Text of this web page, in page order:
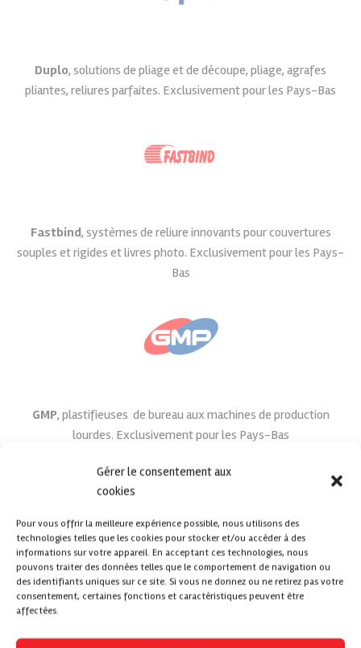
Gérer le consentement aux
cookies
Pour vous offrir la meilleure expérience possible, nous utilisons des
technologies telles que les cookies pour stocker et/ou accéder à des
informations sur votre appareil. En acceptant ces technologies, nous
pouvons traiter des données telles que le comportement de navigation ou
des identifiants uniques sur ce site. Si vous ne donnez ou ne retirez pas votre
consentement, certaines fonctions et caractéristiques peuvent être
affectées.
Duplo, solutions de pliage et de découpe, pliage, agrafes
pliantes, reliures parfaites. Exclusivement pour les Pays-Bas
Fastbind, systèmes de reliure innovants pour couvertures
souples et rigides et livres photo. Exclusivement pour les Pays-
Bas
GMP, plastifieuses de bureau aux machines de production
lourdes. Exclusivement pour les Pays-Bas
Mohr, des solutions de coupe professionnelles. Exclusivement
pour les Pays-Bas